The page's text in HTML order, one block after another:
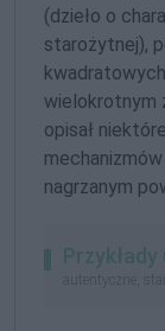
(dzieło o
starożytnej),
wielokrotnym
opisał
nagrzanym
Przykłady
autentyczne,